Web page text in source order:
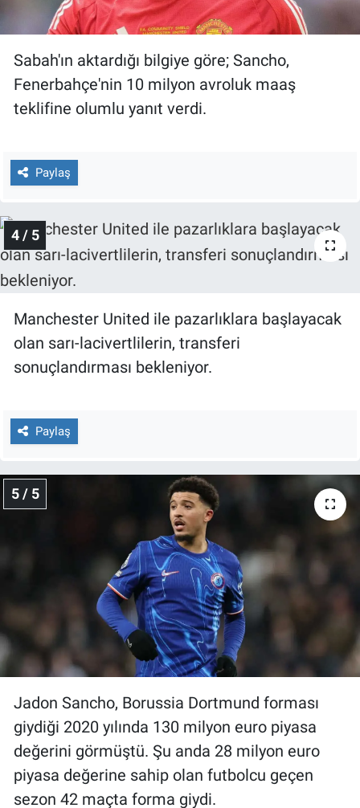
Sabah'ın aktardığı bilgiye göre; Sancho,
Fenerbahçe'nin 10 milyon avroluk maaş
teklifine olumlu yanıt verdi.
Paylaş
4 / 5
Manchester United ile pazarlıklara başlayacak
olan sarı-lacivertlilerin, transferi
sonuçlandırması bekleniyor.
Paylaş
5 / 5
Jadon Sancho, Borussia Dortmund forması
giydiği 2020 yılında 130 milyon euro piyasa
değerini görmüştü. Şu anda 28 milyon euro
piyasa değerine sahip olan futbolcu geçen
sezon 42 maçta forma giydi.